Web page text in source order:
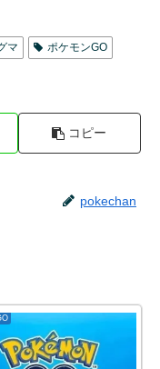
マ ポケモンGO
コピー
pokechan